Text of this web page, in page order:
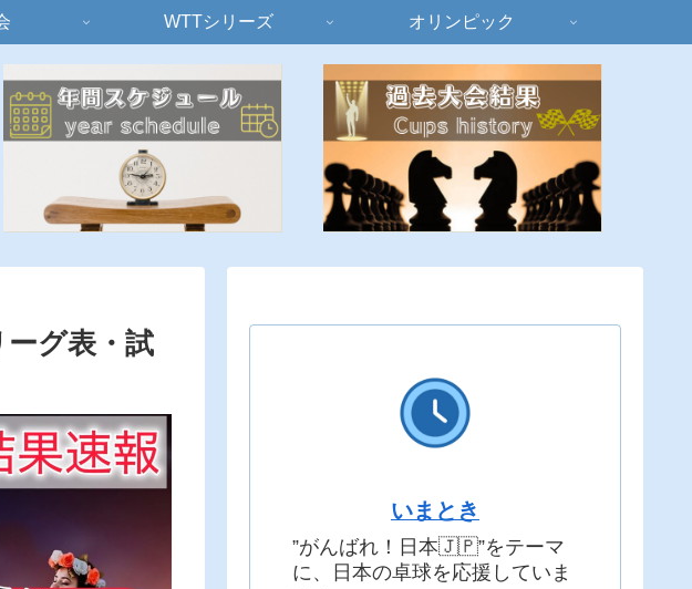
WTTシリーズ オリンピック
ーグ表・試
いまとき
”がんばれ！日本🇯🇵”をテーマ
に、日本の卓球を応援していま